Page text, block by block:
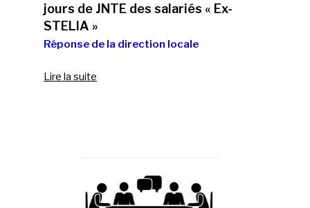
jours de JNTE des salariés « Ex-
STELIA »
Réponse de la direction locale
Lire la suite